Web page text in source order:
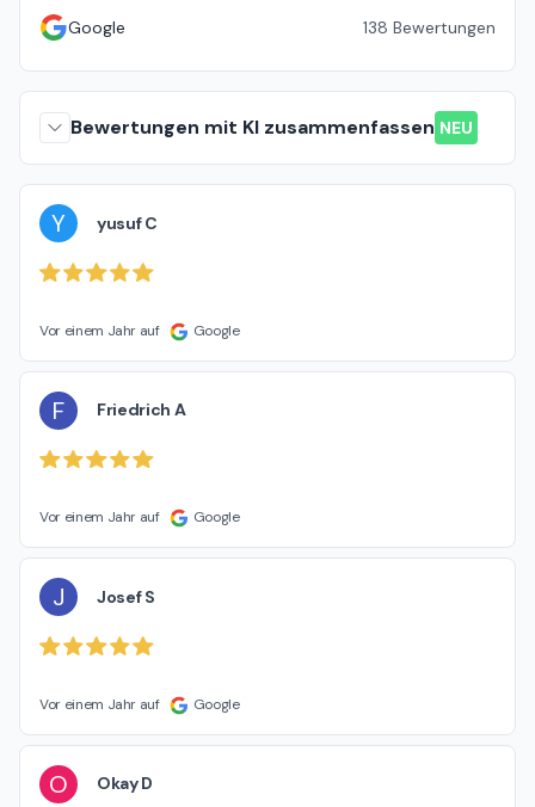
Google 138 Bewertungen
Bewertungen mit KI zusammenfassen NEU
Y yusuf C
Vor einem Jahr auf Google
F Friedrich A
Vor einem Jahr auf Google
J Josef S
Vor einem Jahr auf Google
O Okay D